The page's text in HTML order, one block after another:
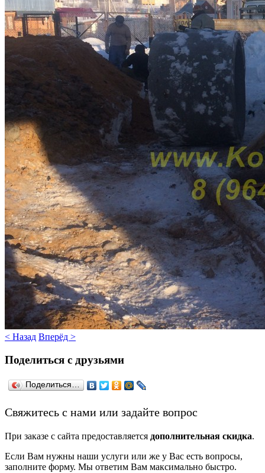
< Назад Вперёд >
Поделиться с друзьями
Поделиться…
­Свяжитесь с нами или задайте вопрос
При заказе с сайта предоставляется дополнительная скидка.
Если Вам нужны наши услуги или же у Вас есть вопросы,
заполните форму. Мы ответим Вам максимально быстро.